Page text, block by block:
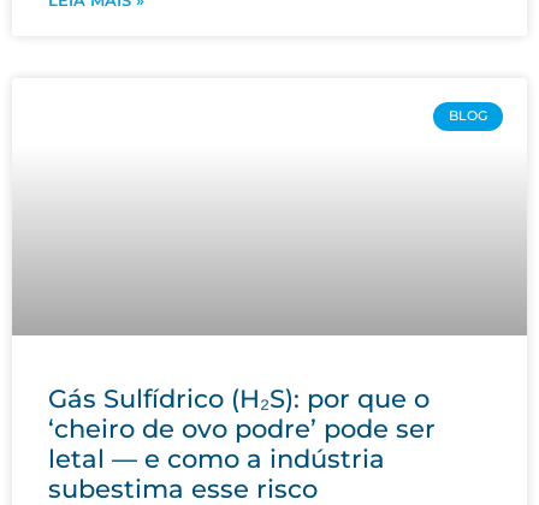
BLOG
Gás Sulfídrico (H₂S): por que o
‘cheiro de ovo podre’ pode ser
letal — e como a indústria
subestima esse risco